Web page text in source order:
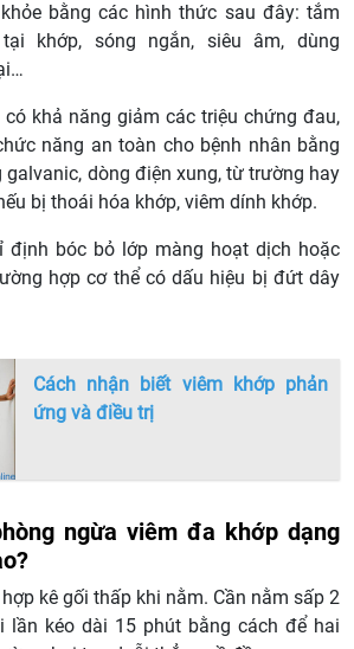
bằng các hình thức sau đây: tắm
khớp, sóng ngắn, siêu âm, dùng
khả năng giảm các triệu chứng đau,
năng an toàn cho bệnh nhân bằng
galvanic, dòng điện xung, từ trường hay
bị thoái hóa khớp, viêm dính khớp.
định bóc bỏ lớp màng hoạt dịch hoặc
hợp cơ thể có dấu hiệu bị đứt dây
Cách nhận biết viêm khớp phản
ứng và điều trị
ngừa viêm đa khớp dạng
kê gối thấp khi nằm. Cần nằm sấp 2
lần kéo dài 15 phút bằng cách để hai